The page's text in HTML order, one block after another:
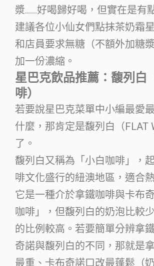
漿……好喝歸好喝，但實在是有
建議各位小仙女們點抹茶奶霜
和店員要求無糖（不額外加糖
加一份濃縮。
星巴克飲品推薦：馥列白
啡）
若要說星巴克菜單中小編最愛
什麼，那肯定是馥列白（FLAT
了。
馥列白又稱為「小白咖啡」，
啡文化盛行的紐澳地區，適合
它是一種介於拿鐵咖啡與卡布
咖啡」，但馥列白的奶泡比較
的比例較高。若要簡單分辨拿
奇諾與馥列白的不同，那就是
最重、卡布奇諾口改最蓬鬆（